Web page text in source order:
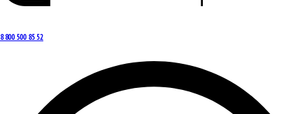
8 800 500 85 52